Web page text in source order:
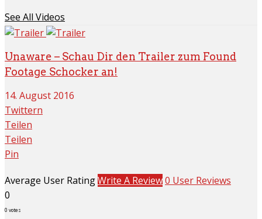
See All Videos
Unaware – Schau Dir den Trailer zum Found
Footage Schocker an!
14. August 2016
Twittern
Teilen
Teilen
Pin
Average User RatingWrite A Review0 User Reviews
0
0 votes